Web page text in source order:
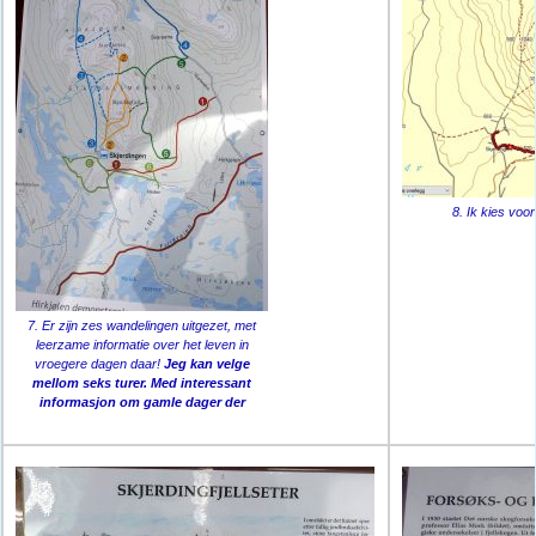
7. Er zijn zes wandelingen uitgezet, met
leerzame informatie over het leven in
vroegere dagen daar! Jeg kan velge
mellom seks turer. Med interessant
informasjon om gamle dager der
8. Ik kies